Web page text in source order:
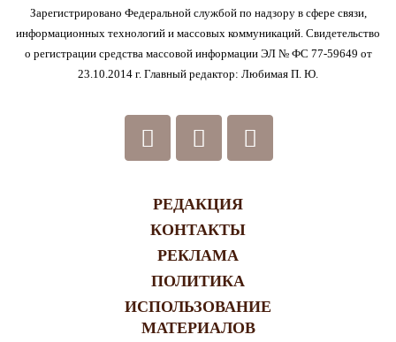
Зарегистрировано Федеральной службой по надзору в сфере связи,
информационных технологий и массовых коммуникаций. Свидетельство
о регистрации средства массовой информации ЭЛ № ФС 77-59649 от
23.10.2014 г. Главный редактор: Любимая П. Ю.
РЕДАКЦИЯ
КОНТАКТЫ
РЕКЛАМА
ПОЛИТИКА
ИСПОЛЬЗОВАНИЕ
МАТЕРИАЛОВ